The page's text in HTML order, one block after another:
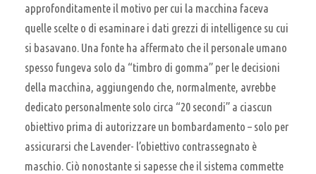
approfonditamente il motivo per cui la macchina faceva
quelle scelte o di esaminare i dati grezzi di intelligence su cui
si basavano. Una fonte ha affermato che il personale umano
spesso fungeva solo da “timbro di gomma” per le decisioni
della macchina, aggiungendo che, normalmente, avrebbe
dedicato personalmente solo circa “20 secondi” a ciascun
obiettivo prima di autorizzare un bombardamento – solo per
assicurarsi che Lavender- l’obiettivo contrassegnato è
maschio. Ciò nonostante si sapesse che il sistema commette